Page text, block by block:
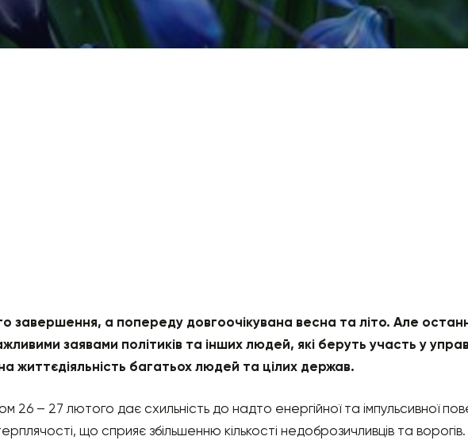
завершення, а попереду довгоочікувана весна та літо. Але
заявами політиків та інших людей, які беруть участь у
життєдіяльність багатьох людей та цілих держав.
– 27 лютого дає схильність до надто енергійної та імпульсивної
що сприяє збільшенню кількості недоброзичливців та ворогів.